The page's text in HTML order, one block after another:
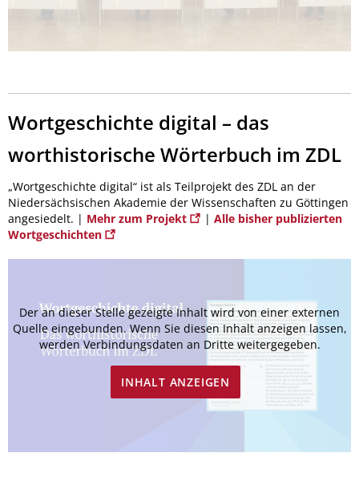
Wortgeschichte digital – das
worthistorische Wörterbuch im ZDL
„Wortgeschichte digital“ ist als Teilprojekt des ZDL an der
Niedersächsischen Akademie der Wissenschaften zu Göttingen
angesiedelt. | Mehr zum Projekt | Alle bisher publizierten
Wortgeschichten
Der an dieser Stelle gezeigte Inhalt wird von einer externen
Quelle eingebunden. Wenn Sie diesen Inhalt anzeigen lassen,
werden Verbindungsdaten an Dritte weitergegeben.
INHALT ANZEIGEN